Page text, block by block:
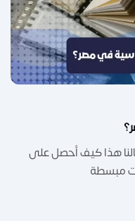
هذا كيف أحصل على
مبسطة